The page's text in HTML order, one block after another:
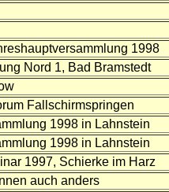
1998
Nord 1, Bad Bramstedt
Fallschirmspringen
1998 in Lahnstein
1998 in Lahnstein
1997, Schierke im Harz
auch anders